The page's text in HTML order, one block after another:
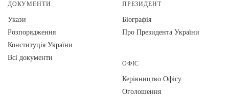
ДОКУМЕНТИ
Укази
Розпорядження
Конституція України
Всі документи
ПРЕЗИДЕНТ
Біографія
Про Президента України
ОФІС
Керівництво Офісу
Оголошення